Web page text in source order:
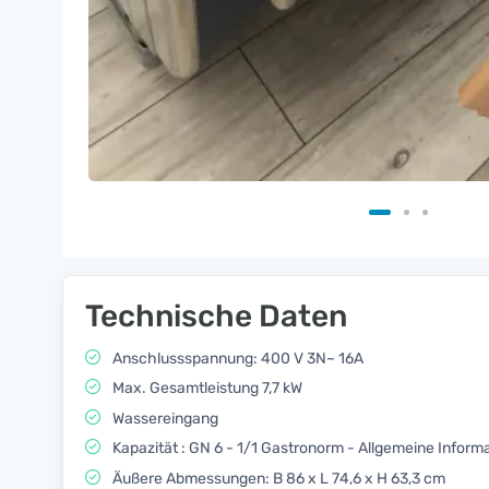
Technische Daten
Anschlussspannung: 400 V 3N~ 16A
Max. Gesamtleistung 7,7 kW
Wassereingang
Kapazität : GN 6 - 1/1 Gastronorm - Allgemeine
Äußere Abmessungen: B 86 x L 74,6 x H 63,3 cm